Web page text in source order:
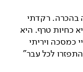
בהכרה. רקדתי
כחיות טרף. היא
כמסכה ויריתי
לכל עבר"